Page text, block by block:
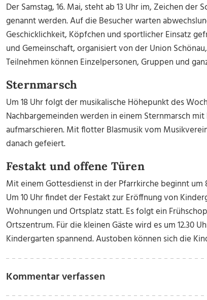
Der Samstag, 16. Mai, steht ab 13 Uhr im, Zeichen
genannt werden. Auf die Besucher warten
Geschicklichkeit, Köpfchen und sportlicher Einsatz
und Gemeinschaft, organisiert von der Union
Teilnehmen können Einzelpersonen, Gruppen und
Sternmarsch
Um 18 Uhr folgt der musikalische Höhepunkt des
Nachbargemeinden werden in einem Sternmarsch
aufmarschieren. Mit flotter Blasmusik vom
danach gefeiert.
Festakt und offene Türen
Mit einem Gottesdienst in der Pfarrkirche beginnt um
Um 10 Uhr findet der Festakt zur Eröffnung von
Wohnungen und Ortsplatz statt. Es folgt ein
Ortszentrum. Für die kleinen Gäste wird es um 12.30
Kindergarten spannend. Austoben können sich die
Kommentar verfassen